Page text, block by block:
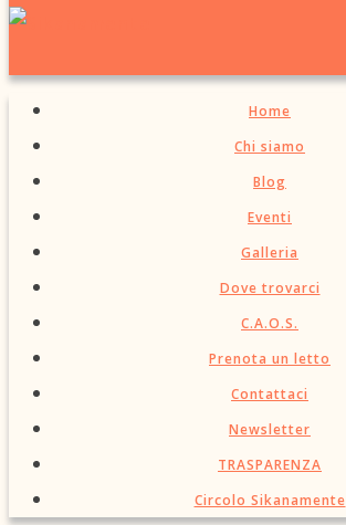
Home
Chi siamo
Blog
Eventi
Galleria
Dove trovarci
C.A.O.S.
Prenota un letto
Contattaci
Newsletter
TRASPARENZA
Circolo Sikanamente